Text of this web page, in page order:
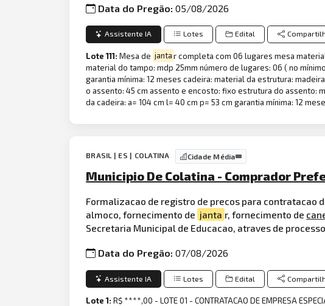
Data do Pregão:05/08/2026
Assistente IA Lotes Edital
Lote 111:Mesa de jantar completa com 06 lugares mesa
material do tampo: mdp 25mm número de lugares: 06 ( no
garantia mínima: 12 meses cadeira: material da estrutura:
o assento: 45 cm assento e encosto: fixo estrutura do assento:
da cadeira: a= 104 cm l= 40 cm p= 53 cm garantia mínima: 12
BRASIL | ES | COLATINA Cidade Média
Municipio De Colatina - Comprador
Formalizacao de registro de precos para contratacao
almoco, fornecimento de janta r, fornecimento de
Secretaria Municipal de Educacao, atraves de
Data do Pregão:07/08/2026
Assistente IA Lotes Edital
Lote 1:R$ ****,00 - LOTE 01 - CONTRATACAO DE EMPRESA